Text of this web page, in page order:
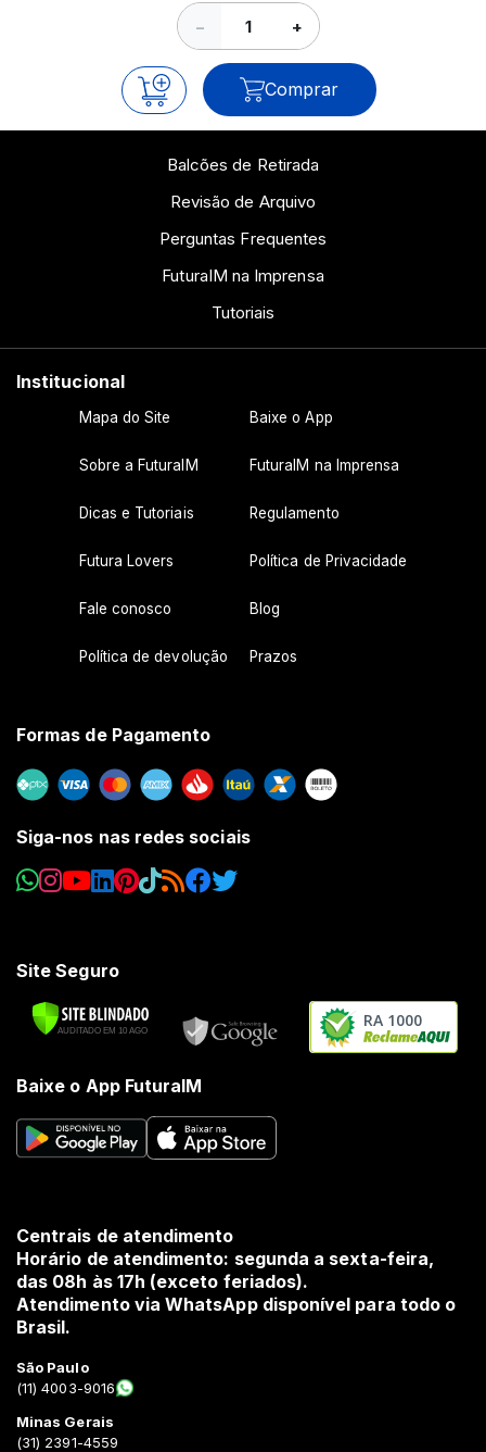
− +
Comprar
Balcões de Retirada
Revisão de Arquivo
Perguntas Frequentes
FuturaIM na Imprensa
Tutoriais
Institucional
Mapa do Site Baixe o App
Sobre a FuturaIM FuturaIM na Imprensa
Dicas e Tutoriais Regulamento
Futura Lovers Política de Privacidade
Fale conosco Blog
Política de devolução Prazos
Formas de Pagamento
Siga-nos nas redes sociais
Site Seguro
RA 1000
Baixe o App FuturaIM
Centrais de atendimento
Horário de atendimento: segunda a sexta-feira,
das 08h às 17h (exceto feriados).
Atendimento via WhatsApp disponível para todo o
Brasil.
São Paulo
(11) 4003-9016
Minas Gerais
(31) 2391-4559